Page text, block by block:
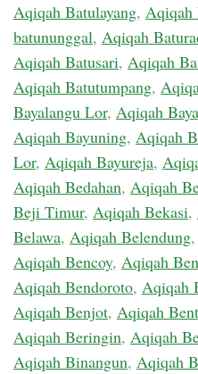
Aqiqah Batulayang, Aqiqah
batununggal, Aqiqah
Aqiqah Batusari, Aqiqah
Aqiqah Batutumpang,
Bayalangu Lor, Aqiqah
Aqiqah Bayuning, Aqiqah
Lor, Aqiqah Bayureja,
Aqiqah Bedahan, Aqiqah
Beji Timur, Aqiqah Bekasi,
Belawa, Aqiqah Belendung,
Aqiqah Bencoy, Aqiqah
Aqiqah Bendoroto, Aqiqah
Aqiqah Benjot, Aqiqah
Aqiqah Beringin, Aqiqah
Aqiqah Binangun, Aqiqah